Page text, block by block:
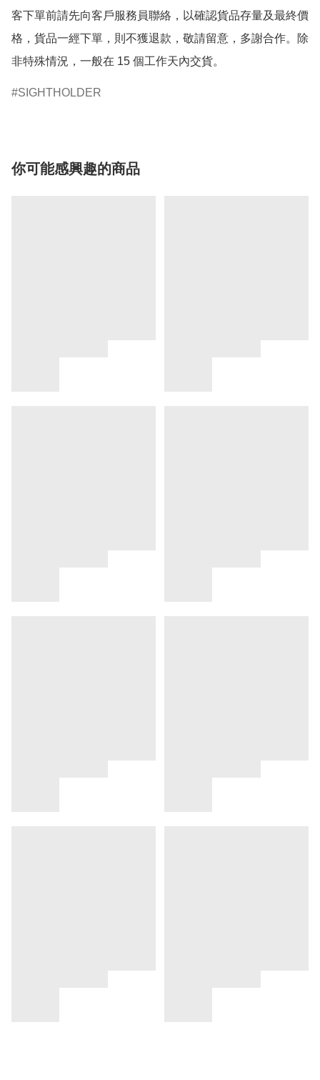
客下單前請先向客戶服務員聯絡，以確認貨品存量及最終價
格，貨品一經下單，則不獲退款，敬請留意，多謝合作。除
非特殊情況，一般在 15 個工作天內交貨。
SIGHTHOLDER
你可能感興趣的商品